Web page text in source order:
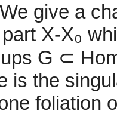
give a
X-X₀
G ⊂
is the
foliation